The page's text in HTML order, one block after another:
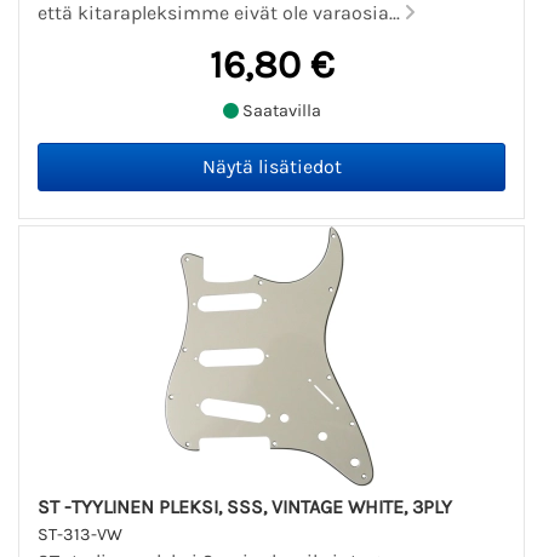
että kitarapleksimme eivät ole varaosia...
16,80 €
Saatavilla
ST -TYYLINEN PLEKSI, SSS, VINTAGE WHITE, 3PLY
ST-313-VW